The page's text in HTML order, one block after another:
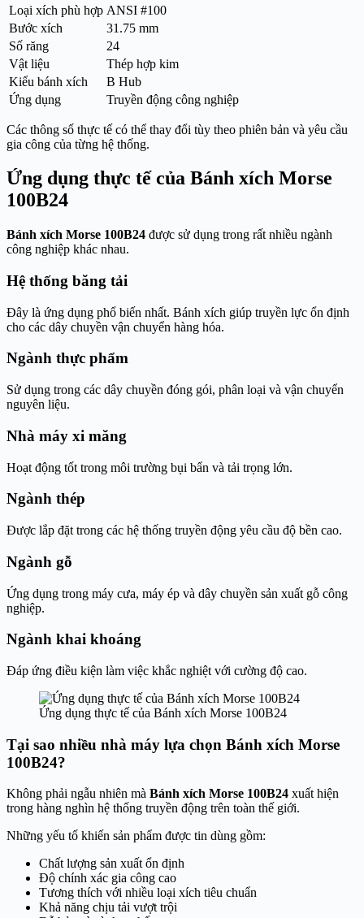
Loại xích phù hợp ANSI #100
Bước xích
31.75 mm
Số răng
24
Vật liệu
Thép hợp kim
Kiểu bánh xích
B Hub
Ứng dụng
Truyền động công nghiệp
Các thông số thực tế có thể thay đổi tùy theo phiên bản và yêu cầu
gia công của từng hệ thống.
Ứng dụng thực tế của Bánh xích Morse
100B24
Bánh xích Morse 100B24 được sử dụng trong rất nhiều ngành
công nghiệp khác nhau.
Hệ thống băng tải
Đây là ứng dụng phổ biến nhất. Bánh xích giúp truyền lực ổn định
cho các dây chuyền vận chuyển hàng hóa.
Ngành thực phẩm
Sử dụng trong các dây chuyền đóng gói, phân loại và vận chuyển
nguyên liệu.
Nhà máy xi măng
Hoạt động tốt trong môi trường bụi bẩn và tải trọng lớn.
Ngành thép
Được lắp đặt trong các hệ thống truyền động yêu cầu độ bền cao.
Ngành gỗ
Ứng dụng trong máy cưa, máy ép và dây chuyền sản xuất gỗ công
nghiệp.
Ngành khai khoáng
Đáp ứng điều kiện làm việc khắc nghiệt với cường độ cao.
Ứng dụng thực tế của Bánh xích Morse 100B24
Tại sao nhiều nhà máy lựa chọn Bánh xích Morse
100B24?
Không phải ngẫu nhiên mà Bánh xích Morse 100B24 xuất hiện
trong hàng nghìn hệ thống truyền động trên toàn thế giới.
Những yếu tố khiến sản phẩm được tin dùng gồm:
Chất lượng sản xuất ổn định
Độ chính xác gia công cao
Tương thích với nhiều loại xích tiêu chuẩn
Khả năng chịu tải vượt trội